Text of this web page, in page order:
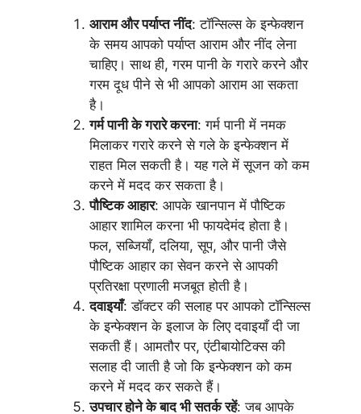
आराम और पर्याप्त नींद: टॉन्सिल्स के इन्फेक्शन
के समय आपको पर्याप्त आराम और नींद लेना
चाहिए। साथ ही, गरम पानी के गरारे करने और
गरम दूध पीने से भी आपको आराम आ सकता
है।
गर्म पानी के गरारे करना: गर्म पानी में नमक
मिलाकर गरारे करने से गले के इन्फेक्शन में
राहत मिल सकती है। यह गले में सूजन को कम
करने में मदद कर सकता है।
पौष्टिक आहार: आपके खानपान में पौष्टिक
आहार शामिल करना भी फायदेमंद होता है।
फल, सब्जियाँ, दलिया, सूप, और पानी जैसे
पौष्टिक आहार का सेवन करने से आपकी
प्रतिरक्षा प्रणाली मजबूत होती है।
दवाइयाँ: डॉक्टर की सलाह पर आपको टॉन्सिल्स
के इन्फेक्शन के इलाज के लिए दवाइयाँ दी जा
सकती हैं। आमतौर पर, एंटीबायोटिक्स की
सलाह दी जाती है जो कि इन्फेक्शन को कम
करने में मदद कर सकते हैं।
उपचार होने के बाद भी सतर्क रहें: जब आपके